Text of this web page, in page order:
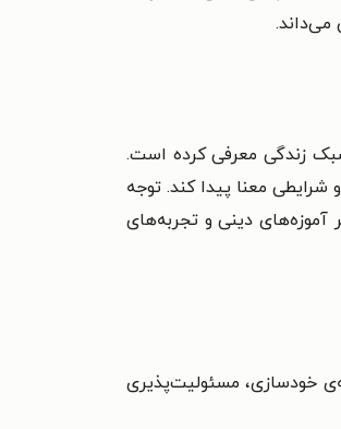
می‌داند.
سبک زندگی معرفی کرده است.
معنا پیدا کند. توجه
آموزه‌های دینی و تجربه‌های
خودسازی، مسئولیت‌پذیری